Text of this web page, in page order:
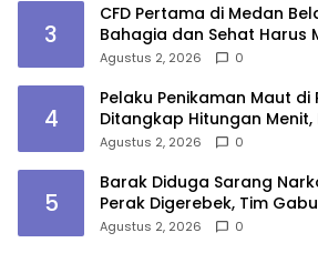
3
CFD Pertama di Medan
Bahagia dan Sehat Harus
Sudut Kota Medan
Agustus 2, 2026 0
4
Pelaku Penikaman Maut
Ditangkap Hitungan Menit,
Agustus 2, 2026 0
5
Barak Diduga Sarang
Perak Digerebek, Tim
Lokasi
Agustus 2, 2026 0